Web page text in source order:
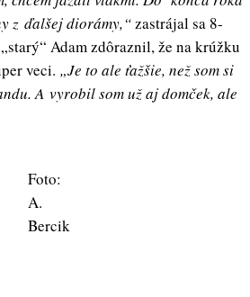
z ďalšej diorámy,“zastrájal sa 8-
Adam zdôraznil, že na krúžku
veci. „Je to ale ťažšie, než som si
A vyrobil som už aj domček, ale
Foto:
A.
Bercik